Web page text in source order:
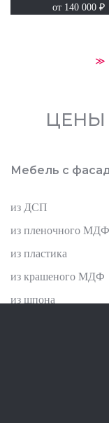
от 140 000 ₽
≫
ЦЕНЫ
Мебель с
из ДСП
из пленочного МДФ
из пластика
из крашеного МДФ
из шпона